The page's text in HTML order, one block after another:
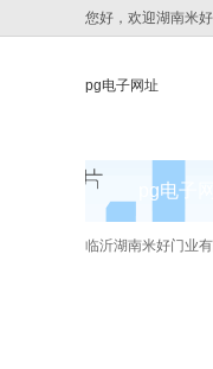
您好，欢迎湖南米
pg电子网址
pg电子
临沂湖南米好门业